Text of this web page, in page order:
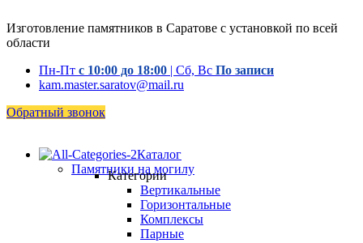
Изготовление памятников в Саратове с установкой по всей
области
Пн-Пт с 10:00 до 18:00 | Сб, Вс По записи
kam.master.saratov@mail.ru
Обратный звонок
Каталог
Памятники на могилу
Категории
Вертикальные
Горизонтальные
Комплексы
Парные